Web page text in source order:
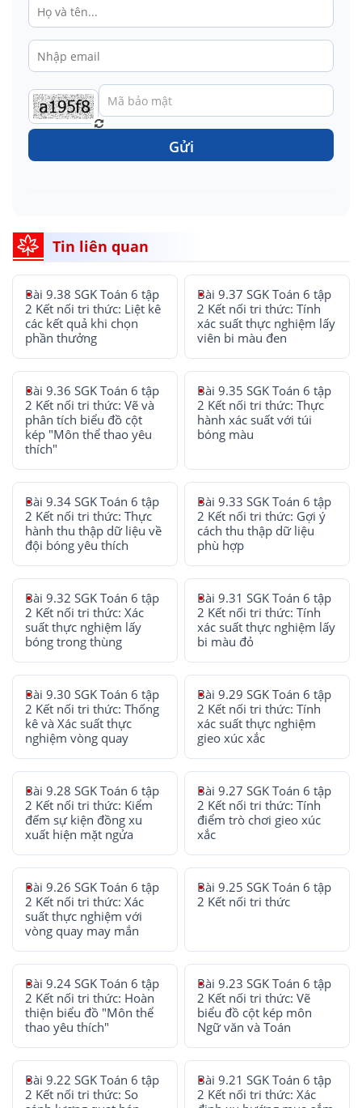
Gửi
Tin liên quan
Bài 9.38 SGK Toán 6 tập
2 Kết nối tri thức: Liệt kê
các kết quả khi chọn
phần thưởng
Bài 9.37 SGK Toán 6 tập
2 Kết nối tri thức: Tính
xác suất thực nghiệm lấy
viên bi màu đen
Bài 9.36 SGK Toán 6 tập
2 Kết nối tri thức: Vẽ và
phân tích biểu đồ cột
kép "Môn thể thao yêu
thích"
Bài 9.35 SGK Toán 6 tập
2 Kết nối tri thức: Thực
hành xác suất với túi
bóng màu
Bài 9.34 SGK Toán 6 tập
2 Kết nối tri thức: Thực
hành thu thập dữ liệu về
đội bóng yêu thích
Bài 9.33 SGK Toán 6 tập
2 Kết nối tri thức: Gợi ý
cách thu thập dữ liệu
phù hợp
Bài 9.32 SGK Toán 6 tập
2 Kết nối tri thức: Xác
suất thực nghiệm lấy
bóng trong thùng
Bài 9.31 SGK Toán 6 tập
2 Kết nối tri thức: Tính
xác suất thực nghiệm lấy
bi màu đỏ
Bài 9.30 SGK Toán 6 tập
2 Kết nối tri thức: Thống
kê và Xác suất thực
nghiệm vòng quay
Bài 9.29 SGK Toán 6 tập
2 Kết nối tri thức: Tính
xác suất thực nghiệm
gieo xúc xắc
Bài 9.28 SGK Toán 6 tập
2 Kết nối tri thức: Kiểm
đếm sự kiện đồng xu
xuất hiện mặt ngửa
Bài 9.27 SGK Toán 6 tập
2 Kết nối tri thức: Tính
điểm trò chơi gieo xúc
xắc
Bài 9.26 SGK Toán 6 tập
2 Kết nối tri thức: Xác
suất thực nghiệm với
vòng quay may mắn
Bài 9.25 SGK Toán 6 tập
2 Kết nối tri thức
Bài 9.24 SGK Toán 6 tập
2 Kết nối tri thức: Hoàn
thiện biểu đồ "Môn thể
thao yêu thích"
Bài 9.23 SGK Toán 6 tập
2 Kết nối tri thức: Vẽ
biểu đồ cột kép môn
Ngữ văn và Toán
Bài 9.22 SGK Toán 6 tập
2 Kết nối tri thức: So
Bài 9.21 SGK Toán 6 tập
2 Kết nối tri thức: Xác